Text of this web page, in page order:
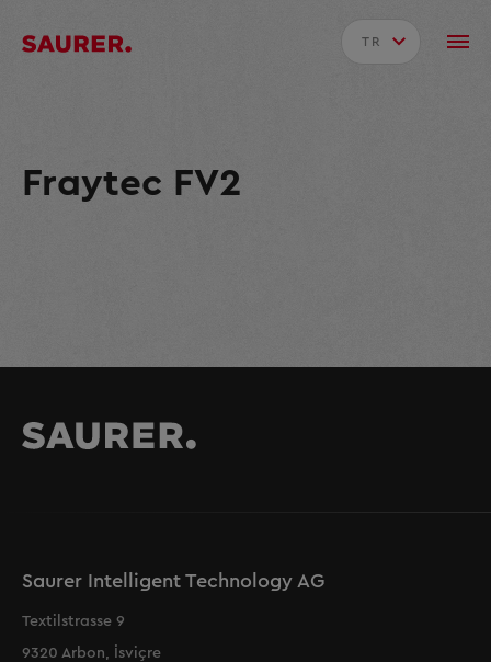
TR
Fraytec FV2
Saurer Intelligent Technology AG
Textilstrasse 9
9320 Arbon, İsviçre